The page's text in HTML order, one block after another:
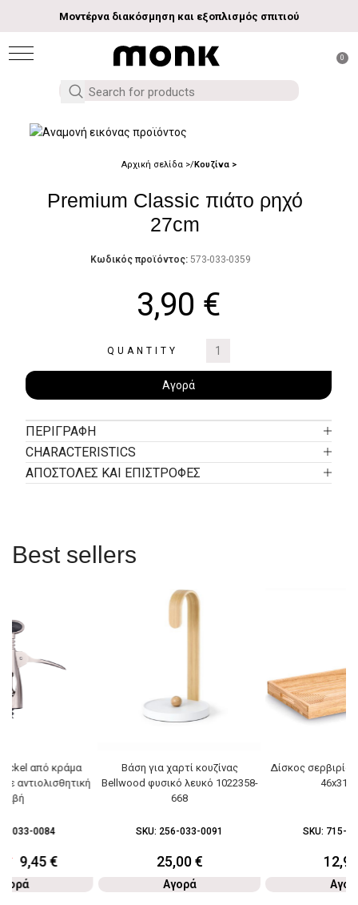
Μοντέρνα διακόσμηση και εξοπλισμός σπιτιού
0
Αρχική σελίδα Κουζίνα
Premium Classic πιάτο ρηχό
27cm
Κωδικός προϊόντος: 573-033-0359
3,90 €
QUANTITY
Αγορά
ΠΕΡΙΓΡΑΦΉ
CHARACTERISTICS
ΑΠΟΣΤΟΛΕΣ ΚΑΙ ΕΠΙΣΤΡΟΦΕΣ
Best sellers
από κράμα
αντιολισθητική
λαβή
033-0084
€ 9,45€
Βάση για χαρτί κουζίνας
Bellwood φυσικό λευκό 1022358-
668
SKU: 256-033-0091
25,00€
Αγορά
Δίσκος
SKU: 715-